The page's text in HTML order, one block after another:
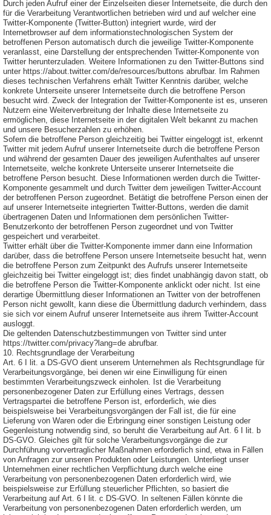
Durch jeden Aufruf einer der Einzelseiten dieser Internetseite, die durch den
für die Verarbeitung Verantwortlichen betrieben wird und auf welcher eine
Twitter-Komponente (Twitter-Button) integriert wurde, wird der
Internetbrowser auf dem informationstechnologischen System der
betroffenen Person automatisch durch die jeweilige Twitter-Komponente
veranlasst, eine Darstellung der entsprechenden Twitter-Komponente von
Twitter herunterzuladen. Weitere Informationen zu den Twitter-Buttons sind
unter https://about.twitter.com/de/resources/buttons abrufbar. Im Rahmen
dieses technischen Verfahrens erhält Twitter Kenntnis darüber, welche
konkrete Unterseite unserer Internetseite durch die betroffene Person
besucht wird. Zweck der Integration der Twitter-Komponente ist es, unseren
Nutzern eine Weiterverbreitung der Inhalte diese Internetseite zu
ermöglichen, diese Internetseite in der digitalen Welt bekannt zu machen
und unsere Besucherzahlen zu erhöhen.
Sofern die betroffene Person gleichzeitig bei Twitter eingeloggt ist, erkennt
Twitter mit jedem Aufruf unserer Internetseite durch die betroffene Person
und während der gesamten Dauer des jeweiligen Aufenthaltes auf unserer
Internetseite, welche konkrete Unterseite unserer Internetseite die
betroffene Person besucht. Diese Informationen werden durch die Twitter-
Komponente gesammelt und durch Twitter dem jeweiligen Twitter-Account
der betroffenen Person zugeordnet. Betätigt die betroffene Person einen der
auf unserer Internetseite integrierten Twitter-Buttons, werden die damit
übertragenen Daten und Informationen dem persönlichen Twitter-
Benutzerkonto der betroffenen Person zugeordnet und von Twitter
gespeichert und verarbeitet.
Twitter erhält über die Twitter-Komponente immer dann eine Information
darüber, dass die betroffene Person unsere Internetseite besucht hat, wenn
die betroffene Person zum Zeitpunkt des Aufrufs unserer Internetseite
gleichzeitig bei Twitter eingeloggt ist; dies findet unabhängig davon statt, ob
die betroffene Person die Twitter-Komponente anklickt oder nicht. Ist eine
derartige Übermittlung dieser Informationen an Twitter von der betroffenen
Person nicht gewollt, kann diese die Übermittlung dadurch verhindern, dass
sie sich vor einem Aufruf unserer Internetseite aus ihrem Twitter-Account
ausloggt.
Die geltenden Datenschutzbestimmungen von Twitter sind unter
https://twitter.com/privacy?lang=de abrufbar.
10. Rechtsgrundlage der Verarbeitung
Art. 6 I lit. a DS-GVO dient unserem Unternehmen als Rechtsgrundlage für
Verarbeitungsvorgänge, bei denen wir eine Einwilligung für einen
bestimmten Verarbeitungszweck einholen. Ist die Verarbeitung
personenbezogener Daten zur Erfüllung eines Vertrags, dessen
Vertragspartei die betroffene Person ist, erforderlich, wie dies
beispielsweise bei Verarbeitungsvorgängen der Fall ist, die für eine
Lieferung von Waren oder die Erbringung einer sonstigen Leistung oder
Gegenleistung notwendig sind, so beruht die Verarbeitung auf Art. 6 I lit. b
DS-GVO. Gleiches gilt für solche Verarbeitungsvorgänge die zur
Durchführung vorvertraglicher Maßnahmen erforderlich sind, etwa in Fällen
von Anfragen zur unseren Produkten oder Leistungen. Unterliegt unser
Unternehmen einer rechtlichen Verpflichtung durch welche eine
Verarbeitung von personenbezogenen Daten erforderlich wird, wie
beispielsweise zur Erfüllung steuerlicher Pflichten, so basiert die
Verarbeitung auf Art. 6 I lit. c DS-GVO. In seltenen Fällen könnte die
Verarbeitung von personenbezogenen Daten erforderlich werden, um